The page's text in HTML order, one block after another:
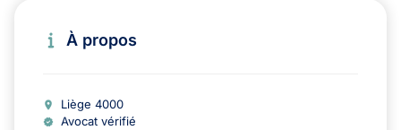
À propos
Liège 4000
Avocat vérifié